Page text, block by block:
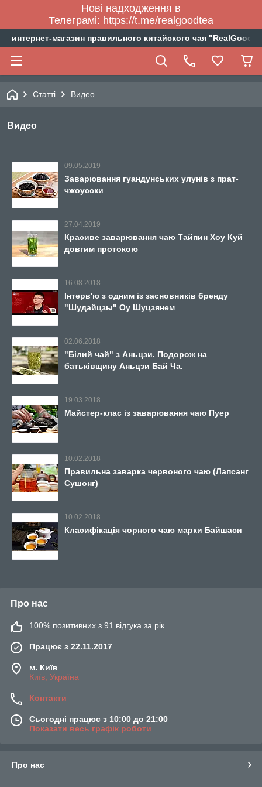
Нові надходження в
Телеграмі: https://t.me/realgoodtea
интернет-магазин правильного китайского чая
Статті Видео
Видео
09.05.2019
Заварювання гуандунських улунів з прат-
чжоусски
27.04.2019
Красиве заварювання чаю Тайпин Хоу Куй
довгим протокою
16.08.2018
Інтерв'ю з одним із засновників бренду
"Шудайцзы" Оу Шуцзянем
02.06.2018
"Білий чай" з Аньцзи. Подорож на
батьківщину Аньцзи Бай Ча.
19.03.2018
Майстер-клас із заварювання чаю Пуер
10.02.2018
Правильна заварка червоного чаю (Лапсанг
Сушонг)
10.02.2018
Класифікація чорного чаю марки Байшаси
Про нас
100% позитивних з 91 відгука за рік
Працює з 22.11.2017
м. Київ
Київ, Україна
Контакти
Сьогодні працює з 10:00 до 21:00
Показати весь графік роботи
Про нас